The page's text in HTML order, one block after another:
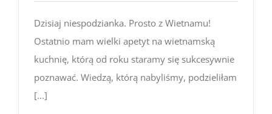
Dzisiaj niespodzianka. Prosto z Wietnamu!
Ostatnio mam wielki apetyt na wietnamską
kuchnię, którą od roku staramy się sukcesywnie
poznawać. Wiedzą, którą nabyliśmy, podzieliłam
[...]